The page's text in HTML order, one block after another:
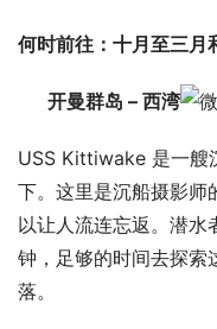
何时前往：十月至三月
开曼群岛 – 西湾
USS Kittiwake 是一艘
下。这里是沉船摄影师
以让人流连忘返。潜
钟，足够的时间去探索
落。